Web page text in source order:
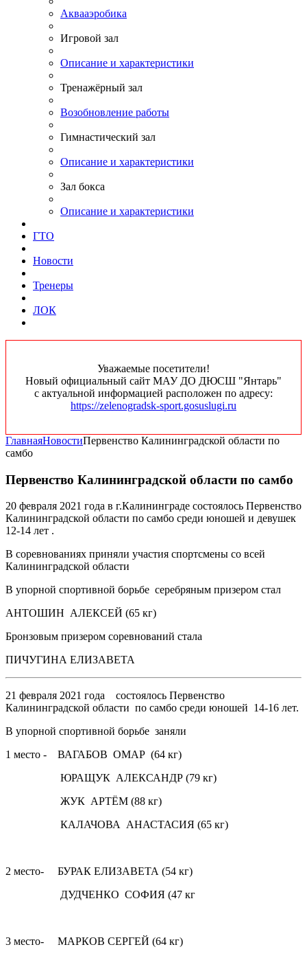
Аквааэробика
Игровой зал
Описание и характеристики
Тренажёрный зал
Возобновление работы
Гимнастический зал
Описание и характеристики
Зал бокса
Описание и характеристики
ГТО
Новости
Тренеры
ЛОК
Уважаемые посетители!
Новый официальный сайт МАУ ДО ДЮСШ "Янтарь"
с актуальной информацией расположен по адресу:
https://zelenogradsk-sport.gosuslugi.ru
ГлавнаяНовостиПервенство Калининградской области по
самбо
Первенство Калининградской области по самбо
20 февраля 2021 года в г.Калининграде состоялось Первенство
Калининградской области по самбо среди юношей и девушек
12-14 лет .
В соревнованиях приняли участия спортсмены со всей
Калининградской области
В упорной спортивной борьбе серебряным призером стал
АНТОШИН АЛЕКСЕЙ (65 кг)
Бронзовым призером соревнований стала
ПИЧУГИНА ЕЛИЗАВЕТА
21 февраля 2021 года состоялось Первенство
Калининградской области по самбо среди юношей 14-16 лет.
В упорной спортивной борьбе заняли
1 место - ВАГАБОВ ОМАР (64 кг)
ЮРАЩУК АЛЕКСАНДР (79 кг)
ЖУК АРТЁМ (88 кг)
КАЛАЧОВА АНАСТАСИЯ (65 кг)
2 место- БУРАК ЕЛИЗАВЕТА (54 кг)
ДУДЧЕНКО СОФИЯ (47 кг
3 место- МАРКОВ СЕРГЕЙ (64 кг)